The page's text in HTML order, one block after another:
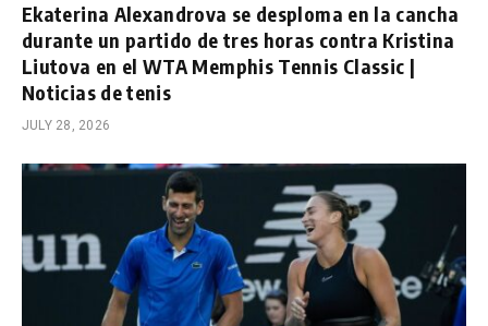
Ekaterina Alexandrova se desploma en la cancha
durante un partido de tres horas contra Kristina
Liutova en el WTA Memphis Tennis Classic |
Noticias de tenis
JULY 28, 2026